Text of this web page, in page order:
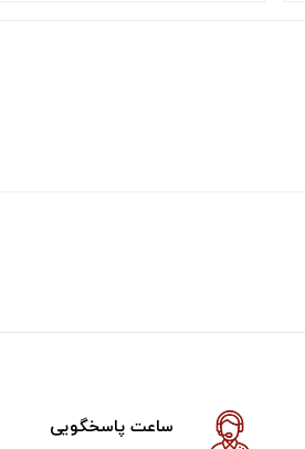
ساعت پاسخگویی